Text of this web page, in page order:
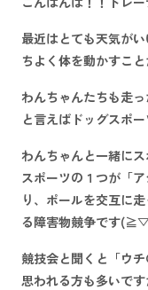
最近はとても天気が
ちよく体を動かすこ
わんちゃんたちも走
と言えばドッグスポー
わんちゃんと一緒に
スポーツの１つが「
り、ポールを交互に
る障害物競争です
競技会と聞くと「ウ
思われる方も多いです